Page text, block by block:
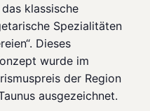
klassische
Spezialitäten
Dieses
wurde im
der Region
ausgezeichnet.